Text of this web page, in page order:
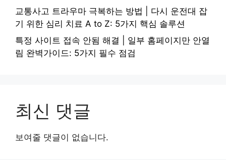
교통사고 트라우마 극복하는 방법 | 다시 운전대 잡
기 위한 심리 치료 A to Z: 5가지 핵심 솔루션
특정 사이트 접속 안됨 해결 | 일부 홈페이지만 안열
림 완벽가이드: 5가지 필수 점검
최신 댓글
보여줄 댓글이 없습니다.